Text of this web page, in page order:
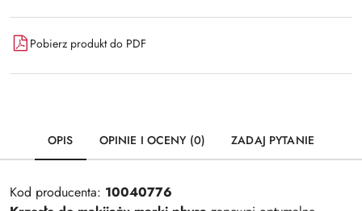
Pobierz produkt do PDF
OPIS OPINIE I OCENY (0) ZADAJ PYTANIE
Kod producenta: 10040776